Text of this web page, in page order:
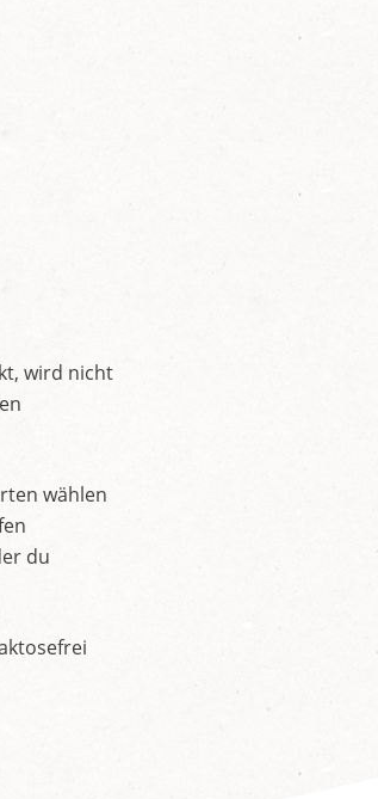
wird nicht
wählen
du